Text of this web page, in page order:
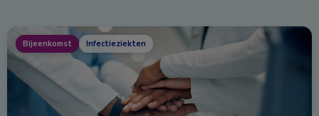
Bijeenkomst Infectieziekten